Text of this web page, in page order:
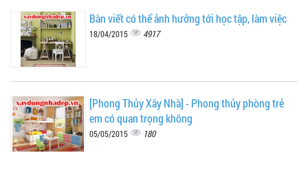
Bàn viết có thể ảnh hưởng tới học tập, làm việc
18/04/2015 4917
[Phong Thủy Xây Nhà] - Phong thủy phòng trẻ
em có quan trọng không
05/05/2015 180